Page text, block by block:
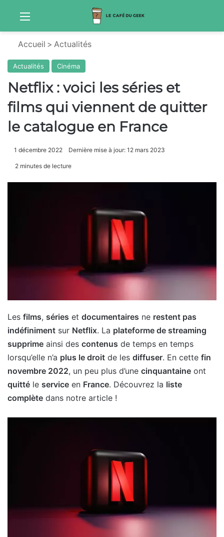
Menu
Accueil > Actualités
Actualités Cinéma
Netflix : voici les séries et
films qui viennent de quitter
le catalogue en France
1 décembre 2022 Dernière mise à jour: 12 mars 2023
2 minutes de lecture
Les films, séries et documentaires ne restent pas
indéfiniment sur Netflix. La plateforme de streaming
supprime ainsi des contenus de temps en temps
lorsqu’elle n’a plus le droit de les diffuser. En cette fin
novembre 2022, un peu plus d’une cinquantaine ont
quitté le service en France. Découvrez la liste
complète dans notre article !